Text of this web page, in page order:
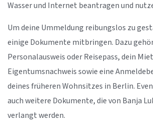
Wasser und Internet beantragen und
Um deine Ummeldung reibungslos zu
einige Dokumente mitbringen. Dazu
Personalausweis oder Reisepass, dein
Eigentumsnachweis sowie eine
deines früheren Wohnsitzes in Berlin.
auch weitere Dokumente, die von Banja
verlangt werden.